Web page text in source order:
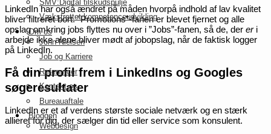
SMV:Digital tilskudspulje
Vækstrettet kompetenceudvikling
Om os
John Nielsen
Job og Karriere
Referencer
Kontakt os
Bureauaftale
Bloggen
Webdesign
LinkedIn har også ændret på måden hvorpå indhold af lav kvalitet
bliver filtreret bort. ”Promotions”-fanen er blevet fjernet og alle
opslag omkring jobs flyttes nu over i ”Jobs”-fanen, så de, der eri
arbejde ikke alene bliver mødt af jobopslag, når de faktisk logger
på LinkedIn.
Få din profil frem i LinkedIns og Googles
søgeresultater
LinkedIn er et af verdens største sociale netværk og en stærk
allieret for dig, der sælger din tid eller service som konsulent.